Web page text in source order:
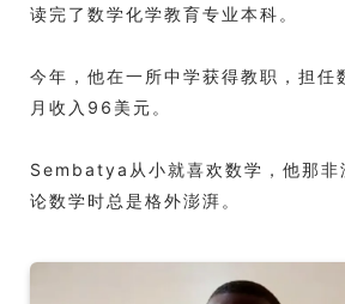
读完了数学化学教育专业本科。
今年，他在一所中学获得教职，担任
月收入96美元。
Sembatya从小就喜欢数学，他那非
论数学时总是格外澎湃。